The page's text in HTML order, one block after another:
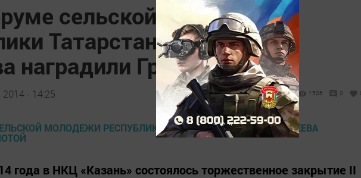
сельской молодежи
Татарстан Зульфата
наградили Грамотой
- 14:25 1506 0
года в НКЦ «Казань» состоялось торжественное закрытие II